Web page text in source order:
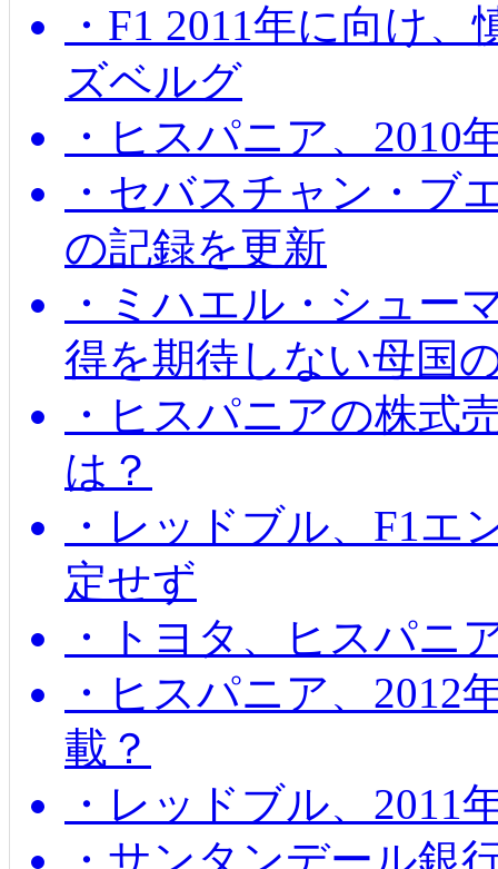
・F1 2011年に向け
ズベルグ
・ヒスパニア、2010
・セバスチャン・ブ
の記録を更新
・ミハエル・シュー
得を期待しない母国
・ヒスパニアの株式
は？
・レッドブル、F1エ
定せず
・トヨタ、ヒスパニ
・ヒスパニア、2012
載？
・レッドブル、2011